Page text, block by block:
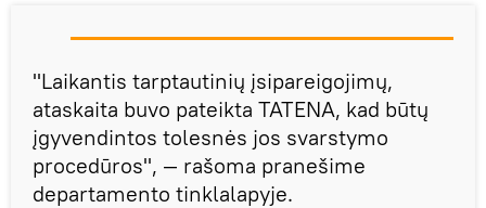
"Laikantis tarptautinių įsipareigojimų,
ataskaita buvo pateikta TATENA, kad būtų
įgyvendintos tolesnės jos svarstymo
procedūros", — rašoma pranešime
departamento tinklalapyje.